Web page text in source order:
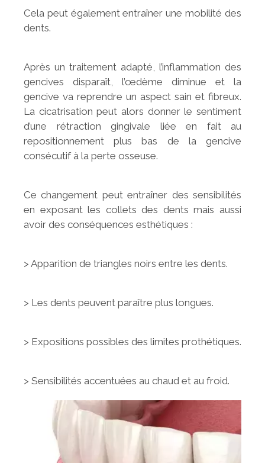
Cela peut également entraîner une mobilité des
dents.
Après un traitement adapté, l’inflammation des
gencives disparaît, l’œdème diminue et la
gencive va reprendre un aspect sain et fibreux.
La cicatrisation peut alors donner le sentiment
d’une rétraction gingivale liée en fait au
repositionnement plus bas de la gencive
consécutif à la perte osseuse.
Ce changement peut entraîner des sensibilités
en exposant les collets des dents mais aussi
avoir des conséquences esthétiques :
> Apparition de triangles noirs entre les dents.
> Les dents peuvent paraître plus longues.
> Expositions possibles des limites prothétiques.
> Sensibilités accentuées au chaud et au froid.